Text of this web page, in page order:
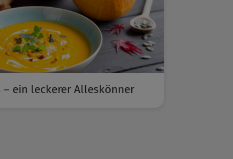
– ein leckerer Alleskönner